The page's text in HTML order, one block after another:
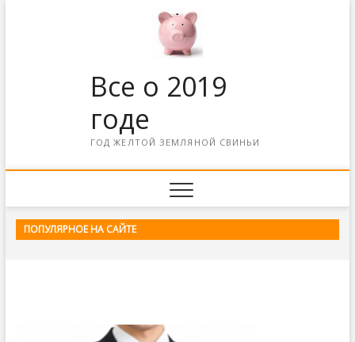
Все о 2019
годе
ГОД ЖЕЛТОЙ ЗЕМЛЯНОЙ СВИНЬИ
ПОПУЛЯРНОЕ НА САЙТЕ